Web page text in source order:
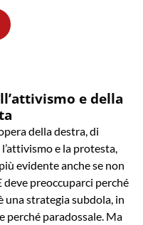
e della
della destra, di
e la protesta,
evidente anche se non
preoccuparci perché
una strategia subdola, in
perché paradossale. Ma